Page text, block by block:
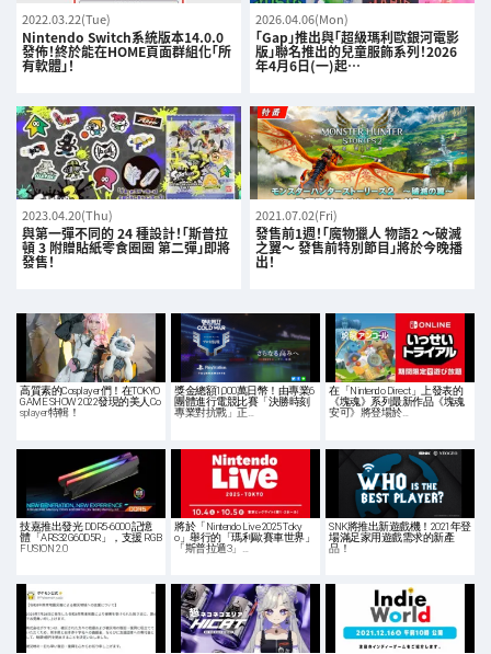
2022.03.22(Tue)
Nintendo Switch系統版本14.0.0
發佈！終於能在HOME頁面群組化「所
有軟體」！
2026.04.06(Mon)
「Gap」推出與「超級瑪利歐銀河電影
版」聯名推出的兒童服飾系列！2026
年4月6日(一)起…
2023.04.20(Thu)
與第一彈不同的 24 種設計！「斯普拉
頓 3 附贈貼紙零食圈圈 第二彈」即將
發售！
2021.07.02(Fri)
發售前1週！「魔物獵人 物語2 ～破滅
之翼～ 發售前特別節目」將於今晚播
出！
高質素的Cosplayer們！在TOKYO
GAME SHOW 2022發現的美人Co
splayer特輯！
獎金總額1,000萬日幣！由專業6
團體進行電競比賽「決勝時刻
專業對抗戰」正…
在「Nintendo Direct」上發表的
《塊魂》系列最新作品《塊魂
安可》將登場於…
技嘉推出發光 DDR5-6000 記憶
體「ARS32G60D5R」，支援 RGB
FUSION 2.0
將於「Nintendo Live 2025 Toky
o」舉行的「瑪利歐賽車世界」
「斯普拉遁3」…
SNK將推出新遊戲機！2021年登
場滿足家用遊戲需求的新產
品！